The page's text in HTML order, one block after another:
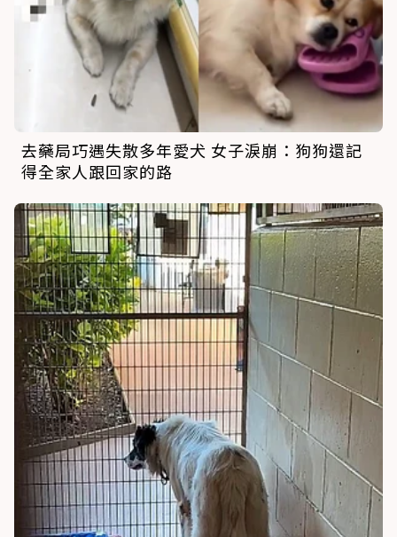
去藥局巧遇失散多年愛犬 女子淚崩：狗狗還記
得全家人跟回家的路